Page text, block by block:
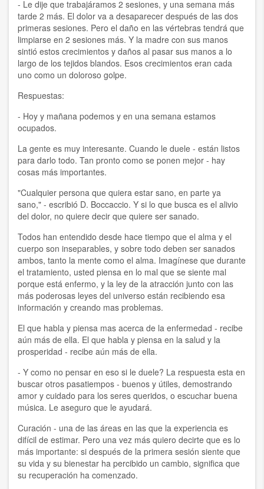
- Le dije que trabajáramos 2 sesiones, y una semana más
tarde 2 más. El dolor va a desaparecer después de las dos
primeras sesiones. Pero el daño en las vértebras tendrá que
limpiarse en 2 sesiones más. Y la madre con sus manos
sintió estos crecimientos y daños al pasar sus manos a lo
largo de los tejidos blandos. Esos crecimientos eran cada
uno como un doloroso golpe.
Respuestas:
- Hoy y mañana podemos y en una semana estamos
ocupados.
La gente es muy interesante. Cuando le duele - están listos
para darlo todo. Tan pronto como se ponen mejor - hay
cosas más importantes.
"Cualquier persona que quiera estar sano, en parte ya
sano," - escribió D. Boccaccio. Y si lo que busca es el alivio
del dolor, no quiere decir que quiere ser sanado.
Todos han entendido desde hace tiempo que el alma y el
cuerpo son inseparables, y sobre todo deben ser sanados
ambos, tanto la mente como el alma. Imagínese que durante
el tratamiento, usted piensa en lo mal que se siente mal
porque está enfermo, y la ley de la atracción junto con las
más poderosas leyes del universo están recibiendo esa
información y creando mas problemas.
El que habla y piensa mas acerca de la enfermedad - recibe
aún más de ella. El que habla y piensa en la salud y la
prosperidad - recibe aún más de ella.
- Y como no pensar en eso si le duele? La respuesta esta en
buscar otros pasatiempos - buenos y útiles, demostrando
amor y cuidado para los seres queridos, o escuchar buena
música. Le aseguro que le ayudará.
Curación - una de las áreas en las que la experiencia es
difícil de estimar. Pero una vez más quiero decirte que es lo
más importante: si después de la primera sesión siente que
su vida y su bienestar ha percibido un cambio, significa que
su recuperación ha comenzado.